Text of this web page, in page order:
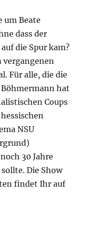
um Beate
dass der
die Spur kam?
vergangenen
Für alle, die die
Böhmermann hat
Coups
NSU
30 Jahre
Die Show
findet Ihr auf